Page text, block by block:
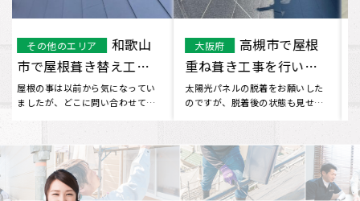
大津市
大津市で屋根
重ね葺き工事を行いま
した。
長年住んできた自宅の屋根の変色
や劣化が気になるとのご相談でし
その他のエリア
京都市
で屋根重ね葺き工事を
行いました
かなり前から屋根の色や汚れが気
になっていました。 イーロックホ